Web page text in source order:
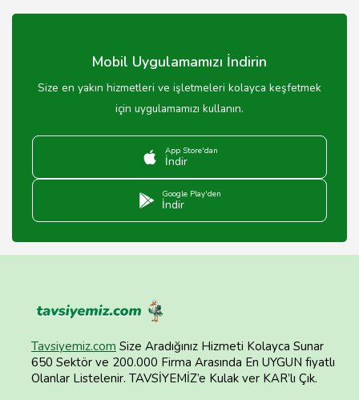
sürücüler tarafından sağlanmaktadır.
Mobil Uygulamamızı İndirin
Size en yakın hizmetleri ve işletmeleri kolayca keşfetmek
için uygulamamızı kullanın.
App Store'dan
İndir
Google Play'den
İndir
Tavsiyemiz.com Size Aradığınız Hizmeti Kolayca Sunar
650 Sektör ve 200.000 Firma Arasında En UYGUN fiyatlı
Olanlar Listelenir. TAVSİYEMİZ’e Kulak ver KAR’lı Çık.